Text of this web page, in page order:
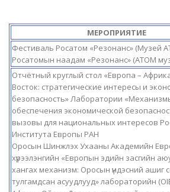
МЕРОПРИЯТИЕ
Фестиваль Росатом «Резонанс» (Музей
Росатомын наадам «Резонанс» (АТОМ
Отчётный круглый стол «Европа –
Восток: стратегические интересы и
безопасность» Лаборатории
обеспечения экономической
вызовы для национальных интересов
Института Европы РАН
Оросын Шинжлэх Ухааны Академийн
хүрээлэнгийн «Европын эдийн засгийн
хангах механизм: Оросын үндэсний ашиг
тулгамдсан асуудлууд» лабораторийн